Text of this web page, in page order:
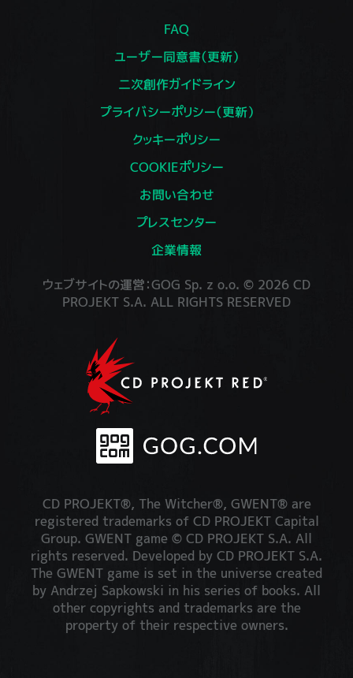
FAQ
ユーザー同意書（更新）
二次創作ガイドライン
プライバシーポリシー（更新）
クッキーポリシー
COOKIEポリシー
お問い合わせ
プレスセンター
企業情報
ウェブサイトの運営：GOG Sp. z o.o. © 2026 CD
PROJEKT S.A. ALL RIGHTS RESERVED
CD PROJEKT®, The Witcher®, GWENT® are
registered trademarks of CD PROJEKT Capital
Group. GWENT game © CD PROJEKT S.A. All
rights reserved. Developed by CD PROJEKT S.A.
The GWENT game is set in the universe created
by Andrzej Sapkowski in his series of books. All
other copyrights and trademarks are the
property of their respective owners.